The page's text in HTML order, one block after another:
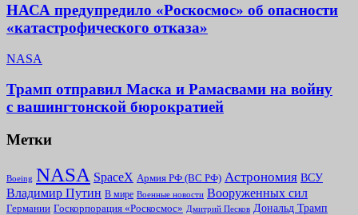
НАСА предупредило «Роскосмос» об опасности
«катастрофического отказа»
NASA
Трамп отправил Маска и Рамасвами на войну
с вашингтонской бюрократией
Метки
Boeing NASA SpaceX Армия РФ (ВС РФ) Астрономия ВСУ
Владимир Путин В мире Военные новости Вооруженных сил
Германии Госкорпорация «Роскосмос» Дмитрий Песков Дональд Трамп